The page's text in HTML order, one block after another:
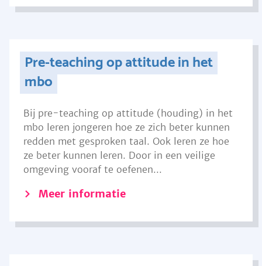
Pre-teaching op attitude in het
mbo
Bij pre-teaching op attitude (houding) in het
mbo leren jongeren hoe ze zich beter kunnen
redden met gesproken taal. Ook leren ze hoe
ze beter kunnen leren. Door in een veilige
omgeving vooraf te oefenen...
Meer informatie